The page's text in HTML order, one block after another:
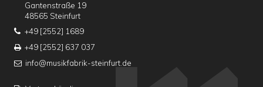
Gantenstraße 19
48565 Steinfurt
+49 [2552] 1689
+49 [2552] 637 037
info@musikfabrik-steinfurt.de